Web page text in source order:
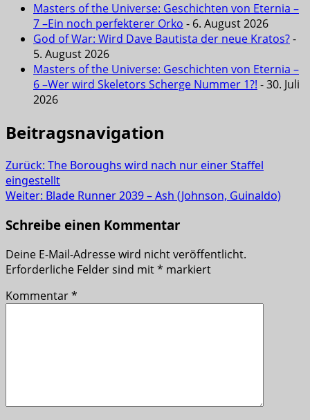
Masters of the Universe: Geschichten von Eternia –
7 –Ein noch perfekterer Orko - 6. August 2026
God of War: Wird Dave Bautista der neue Kratos?-
5. August 2026
Masters of the Universe: Geschichten von Eternia –
6 –Wer wird Skeletors Scherge Nummer 1?! - 30. Juli
2026
Beitragsnavigation
Zurück: The Boroughs wird nach nur einer Staffel
eingestellt
Weiter: Blade Runner 2039 – Ash (Johnson, Guinaldo)
Schreibe einen Kommentar
Deine E-Mail-Adresse wird nicht veröffentlicht.
Erforderliche Felder sind mit* markiert
Kommentar*